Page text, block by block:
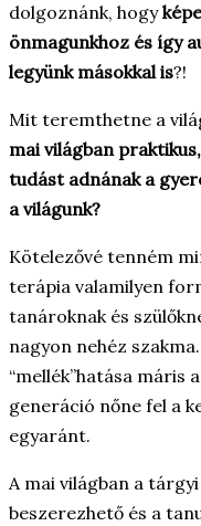
dolgoznánk, hogy
önmagunkhoz és így
legyünk másokkal is?!
Mit teremthetne a
mai világban
tudást adnának a
a világunk?
Kötelezővé tenném
terápia valamilyen
tanároknak és
nagyon nehéz
“mellék”hatása máris
generáció nőne fel a
egyaránt.
A mai világban a
beszerezhető és a